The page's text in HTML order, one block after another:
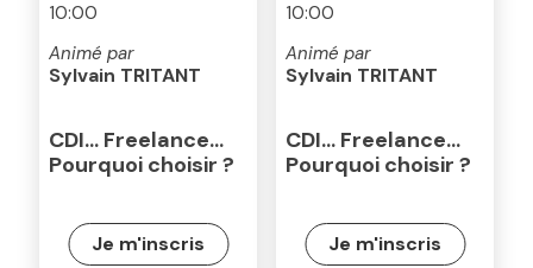
10:00
Animé par
Sylvain TRITANT
CDI… Freelance…
Pourquoi choisir ?
Je m'inscris
10:00
Animé par
Sylvain TRITANT
CDI… Freelance…
Pourquoi choisir ?
Je m'inscris